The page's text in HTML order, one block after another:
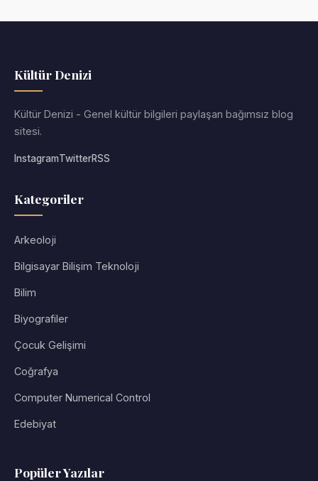
Kültür Denizi
Kültür Denizi - Genel kültür bilgileri paylaşan bağımsız blog
sitesi.
InstagramTwitterRSS
Kategoriler
Arkeoloji
Bilgisayar Bilişim Teknoloji
Bilim
Biyografiler
Çocuk Gelişimi
Coğrafya
Computer Numerical Control
Edebiyat
Popüler Yazılar